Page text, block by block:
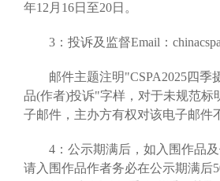
年12月16日至20日。
3：投诉及监督Email：
邮件主题注明"CSPA2025四季
品(作者)投诉"字样，对于未规范标
子邮件，主办方有权对该电子邮件
4：公示期满后，如入围作品及
请入围作品作者务必在公示期满后